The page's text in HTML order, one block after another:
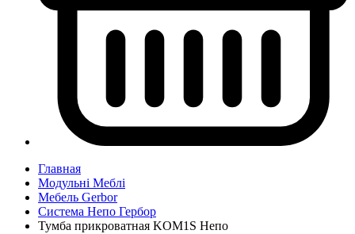
Главная
Модульні Меблі
Мебель Gerbor
Cистема Непо Гербор
Тумба прикроватная KOM1S Непо